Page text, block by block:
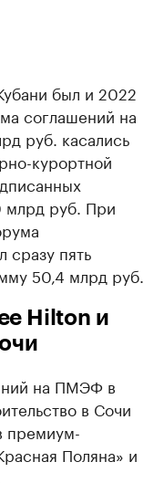
был и 2022
соглашений на
руб. касались
курортной
млрд руб. При
сразу пять
50,4 млрд руб.
Hilton и
на ПМЭФ в
в Сочи
премиум-
Поляна» и